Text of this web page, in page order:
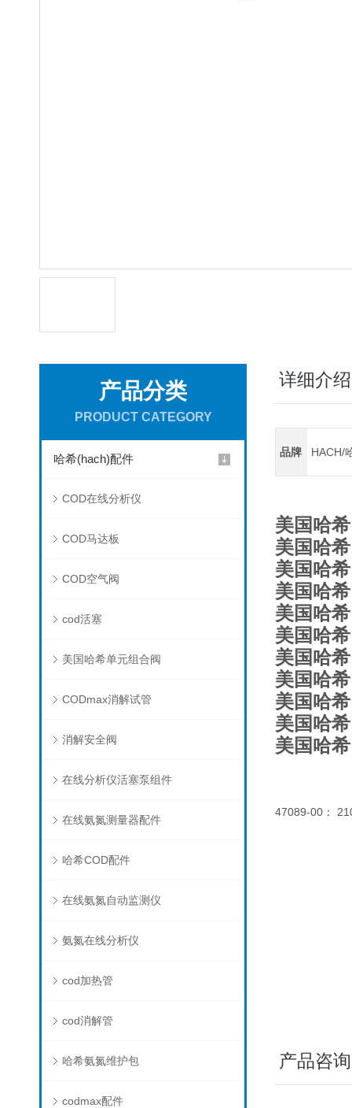
产品分类
PRODUCT CATEGORY
哈希(hach)配件
COD在线分析仪
COD马达板
COD空气阀
cod活塞
美国哈希单元组合阀
CODmax消解试管
消解安全阀
在线分析仪活塞泵组件
在线氨氮测量器配件
哈希COD配件
在线氨氮自动监测仪
氨氮在线分析仪
cod加热管
cod消解管
哈希氨氮维护包
codmax配件
详细介绍
品牌 HACH/
美国哈
美国哈
美国哈
美国哈
美国哈
美国哈
美国哈
美国哈
美国哈
美国哈
美国哈
47089-00：
产品咨询